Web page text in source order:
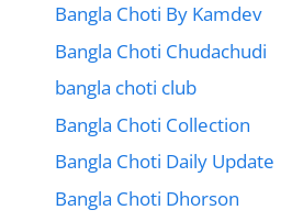
Bangla Choti By Kamdev
Bangla Choti Chudachudi
bangla choti club
Bangla Choti Collection
Bangla Choti Daily Update
Bangla Choti Dhorson